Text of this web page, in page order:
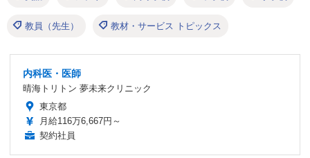
教員（先生） 教材・サービス トピックス
内科医・医師
晴海トリトン 夢未来クリニック
東京都
月給116万6,667円～
契約社員